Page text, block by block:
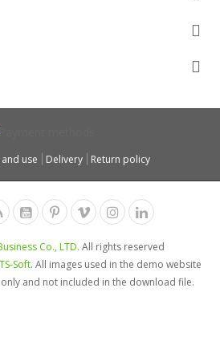
use Delivery Return policy
Co., LTD. All rights reserved
Soft. All images used in the demo website
and not included in the download file.